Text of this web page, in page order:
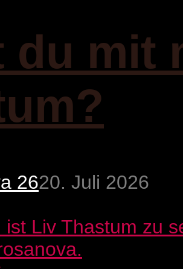
du mit
2620. Juli 2026